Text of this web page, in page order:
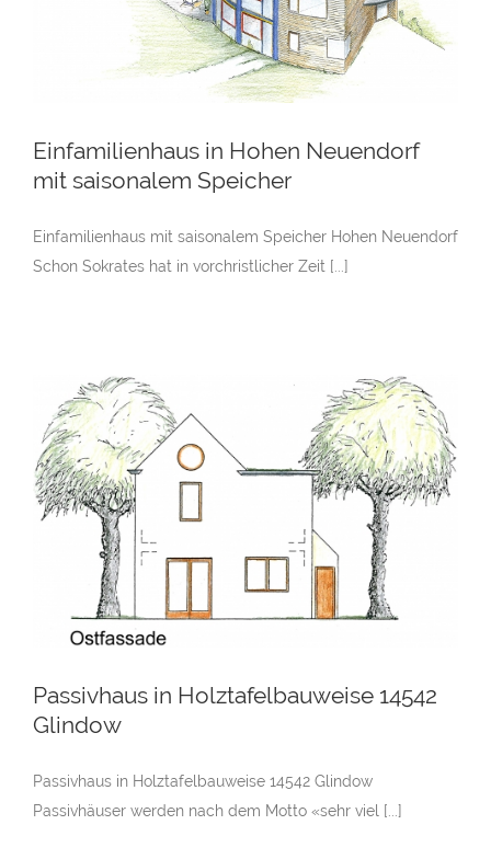
Einfamilienhaus in Hohen Neuendorf
mit saisonalem Speicher
Einfamilienhaus mit saisonalem Speicher Hohen Neuendorf
Schon Sokrates hat in vorchristlicher Zeit [...]
Passivhaus in Holztafelbauweise 14542
Glindow
Passivhaus in Holztafelbauweise 14542 Glindow
Passivhäuser werden nach dem Motto «sehr viel [...]